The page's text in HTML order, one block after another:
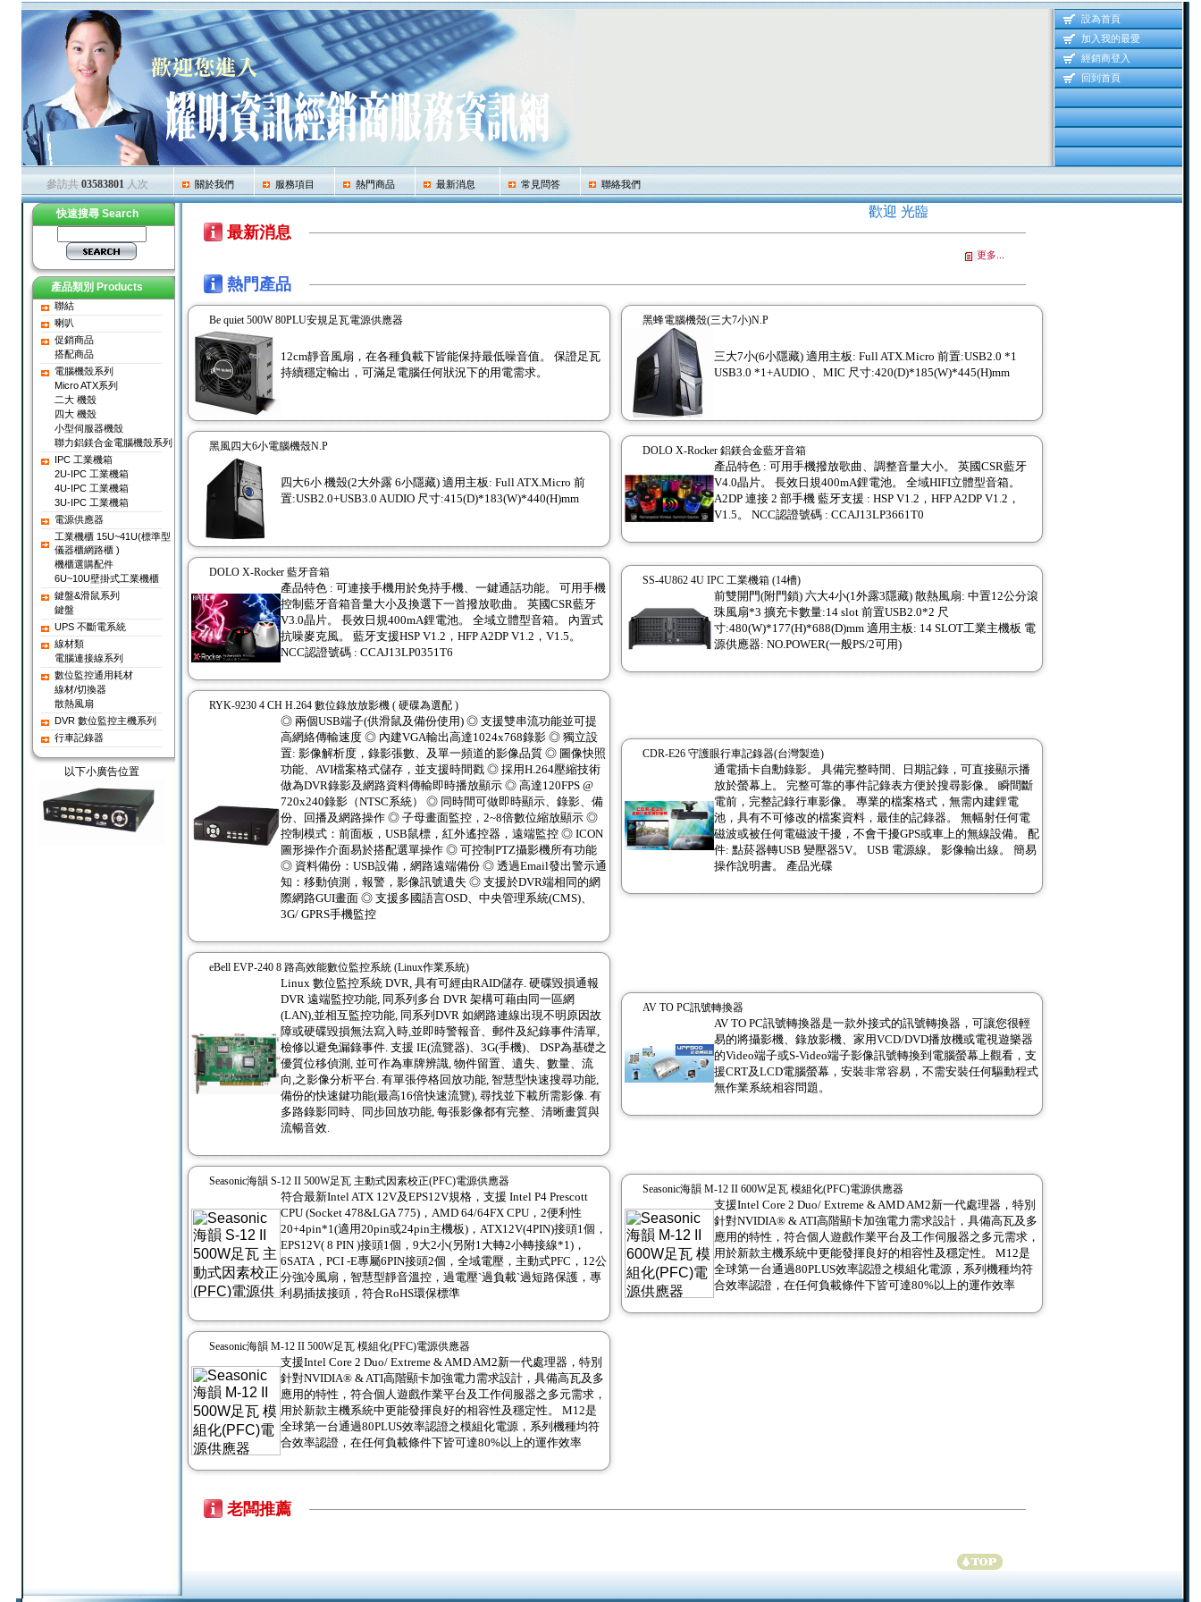
設為首頁
加入我的最愛
經銷商登入
回到首頁
參訪共 03583801人次 關於我們 服務項目 熱門商品 最新消息 常見問答 聯絡我們
快速搜尋 Search
產品類別 Products
聯結
喇叭
促銷商品
搭配商品
電腦機殼系列
Micro ATX系列
二大 機殼
四大 機殼
小型伺服器機殼
聯力鋁鎂合金電腦機殼系列
IPC 工業機箱
2U-IPC 工業機箱
4U-IPC 工業機箱
3U-IPC 工業機箱
電源供應器
工業機櫃 15U~41U(標準型
儀器櫃網路櫃 )
機櫃選購配件
6U~10U壁掛式工業機櫃
鍵盤&滑鼠系列
鍵盤
UPS 不斷電系統
線材類
電腦連接線系列
數位監控通用耗材
線材/切換器
散熱風扇
DVR 數位監控主機系列
行車記錄器
以下小廣告位置
歡迎 光臨耀明資訊 線上產品資訊網 歡迎 光臨耀
最新消息
更多...
熱門產品
Be quiet 500W 80PLU安規足瓦電源供應器
12cm靜音風扇，在各種負載下皆能保持最低噪音值。 保證足瓦
持續穩定輸出，可滿足電腦任何狀況下的用電需求。
黑蜂電腦機殼(三大7小)N.P
三大7小(6小隱藏) 適用主板: Full ATX.Micro 前置:USB2.0 *1
USB3.0 *1+AUDIO 、MIC 尺寸:420(D)*185(W)*445(H)mm
黑風四大6小電腦機殼N.P
四大6小 機殼(2大外露 6小隱藏) 適用主板: Full ATX.Micro 前
置:USB2.0+USB3.0 AUDIO 尺寸:415(D)*183(W)*440(H)mm
DOLO X-Rocker 鋁鎂合金藍牙音箱
產品特色 : 可用手機撥放歌曲、調整音量大小。 英國CSR藍牙
V4.0晶片。 長效日規400mA鋰電池。 全域HIFI立體型音箱。
A2DP 連接 2 部手機 藍牙支援 : HSP V1.2，HFP A2DP V1.2，
V1.5。 NCC認證號碼 : CCAJ13LP3661T0
DOLO X-Rocker 藍牙音箱
產品特色 : 可連接手機用於免持手機、一鍵通話功能。 可用手機
控制藍牙音箱音量大小及換選下一首撥放歌曲。 英國CSR藍牙
V3.0晶片。 長效日規400mA鋰電池。 全域立體型音箱。 內置式
抗噪麥克風。 藍牙支援HSP V1.2，HFP A2DP V1.2，V1.5。
NCC認證號碼 : CCAJ13LP0351T6
SS-4U862 4U IPC 工業機箱 (14槽)
前雙開門(附門鎖) 六大4小(1外露3隱藏) 散熱風扇: 中置12公分滾
珠風扇*3 擴充卡數量:14 slot 前置USB2.0*2 尺
寸:480(W)*177(H)*688(D)mm 適用主板: 14 SLOT工業主機板 電
源供應器: NO.POWER(一般PS/2可用)
RYK-9230 4 CH H.264 數位錄放放影機 ( 硬碟為選配 )
◎ 兩個USB端子(供滑鼠及備份使用) ◎ 支援雙串流功能並可提
高網絡傳輸速度 ◎ 內建VGA輸出高達1024x768錄影 ◎ 獨立設
置: 影像解析度，錄影張數、及單一頻道的影像品質 ◎ 圖像快照
功能、AVI檔案格式儲存，並支援時間戳 ◎ 採用H.264壓縮技術
做為DVR錄影及網路資料傳輸即時播放顯示 ◎ 高達120FPS @
720x240錄影（NTSC系統） ◎ 同時間可做即時顯示、錄影、備
份、回播及網路操作 ◎ 子母畫面監控，2~8倍數位縮放顯示 ◎
控制模式：前面板，USB鼠標，紅外遙控器，遠端監控 ◎ ICON
圖形操作介面易於搭配選單操作 ◎ 可控制PTZ攝影機所有功能
◎ 資料備份：USB設備，網路遠端備份 ◎ 透過Email發出警示通
知：移動偵測，報警，影像訊號遺失 ◎ 支援於DVR端相同的網
際網路GUI畫面 ◎ 支援多國語言OSD、中央管理系統(CMS)、
3G/ GPRS手機監控
CDR-E26 守護眼行車記錄器(台灣製造)
通電插卡自勳錄影。 具備完整時間、日期記錄，可直接顯示播
放於螢幕上。 完整可靠的事件記錄表方便於搜尋影像。 瞬間斷
電前，完整記錄行車影像。 專業的檔案格式，無需內建鋰電
池，具有不可修改的檔案資料，最佳的記錄器。 無幅射任何電
磁波或被任何電磁波干擾，不會干擾GPS或車上的無線設備。 配
件: 點菸器轉USB 變壓器5V。 USB 電源線。 影像輸出線。 簡易
操作說明書。 產品光碟
eBell EVP-240 8 路高效能數位監控系統 (Linux作業系統)
Linux 數位監控系統 DVR, 具有可經由RAID儲存. 硬碟毀損通報
DVR 遠端監控功能, 同系列多台 DVR 架構可藉由同一區網
(LAN),並相互監控功能, 同系列DVR 如網路連線出現不明原因故
障或硬碟毀損無法寫入時,並即時警報音、郵件及紀錄事件清單,
檢修以避免漏錄事件. 支援 IE(流覽器)、3G(手機)、 DSP為基礎之
優質位移偵測, 並可作為車牌辨識, 物件留置、遺失、數量、流
向,之影像分析平台. 有單張停格回放功能, 智慧型快速搜尋功能,
備份的快速鍵功能(最高16倍快速流覽), 尋找並下載所需影像. 有
多路錄影同時、同步回放功能, 每張影像都有完整、清晰畫質與
流暢音效.
AV TO PC訊號轉換器
AV TO PC訊號轉換器是一款外接式的訊號轉換器，可讓您很輕
易的將攝影機、錄放影機、家用VCD/DVD播放機或電視遊樂器
的Video端子或S-Video端子影像訊號轉換到電腦螢幕上觀看，支
援CRT及LCD電腦螢幕，安裝非常容易，不需安裝任何驅動程式
無作業系統相容問題。
Seasonic海韻 S-12 II 500W足瓦 主動式因素校正(PFC)電源供應器
符合最新Intel ATX 12V及EPS12V規格，支援 Intel P4 Prescott
CPU (Socket 478&LGA 775)，AMD 64/64FX CPU，2便利性
20+4pin*1(適用20pin或24pin主機板)，ATX12V(4PIN)接頭1個，
EPS12V( 8 PIN )接頭1個，9大2小(另附1大轉2小轉接線*1)，
6SATA，PCI -E專屬6PIN接頭2個，全域電壓，主動式PFC，12公
分強冷風扇，智慧型靜音溫控，過電壓`過負載`過短路保護，專
利易插拔接頭，符合RoHS環保標準
Seasonic海韻 M-12 II 600W足瓦 模組化(PFC)電源供應器
支援Intel Core 2 Duo/ Extreme & AMD AM2新一代處理器，特別
針對NVIDIA® & ATI高階顯卡加強電力需求設計，具備高瓦及多
應用的特性，符合個人遊戲作業平台及工作伺服器之多元需求，
用於新款主機系統中更能發揮良好的相容性及穩定性。 M12是
全球第一台通過80PLUS效率認證之模組化電源，系列機種均符
合效率認證，在任何負載條件下皆可達80%以上的運作效率
Seasonic海韻 M-12 II 500W足瓦 模組化(PFC)電源供應器
支援Intel Core 2 Duo/ Extreme & AMD AM2新一代處理器，特別
針對NVIDIA® & ATI高階顯卡加強電力需求設計，具備高瓦及多
應用的特性，符合個人遊戲作業平台及工作伺服器之多元需求，
用於新款主機系統中更能發揮良好的相容性及穩定性。 M12是
全球第一台通過80PLUS效率認證之模組化電源，系列機種均符
合效率認證，在任何負載條件下皆可達80%以上的運作效率
老闆推薦